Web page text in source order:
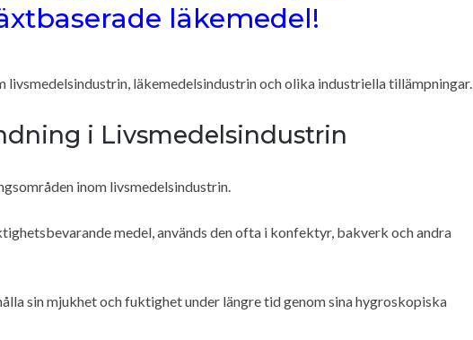
läkemedel!
livsmedelsindustrin, läkemedelsindustrin och olika industriella tillämpningar.
i Livsmedelsindustrin
inom livsmedelsindustrin.
medel, används den ofta i konfektyr, bakverk och andra
sin mjukhet och fuktighet under längre tid genom sina hygroskopiska